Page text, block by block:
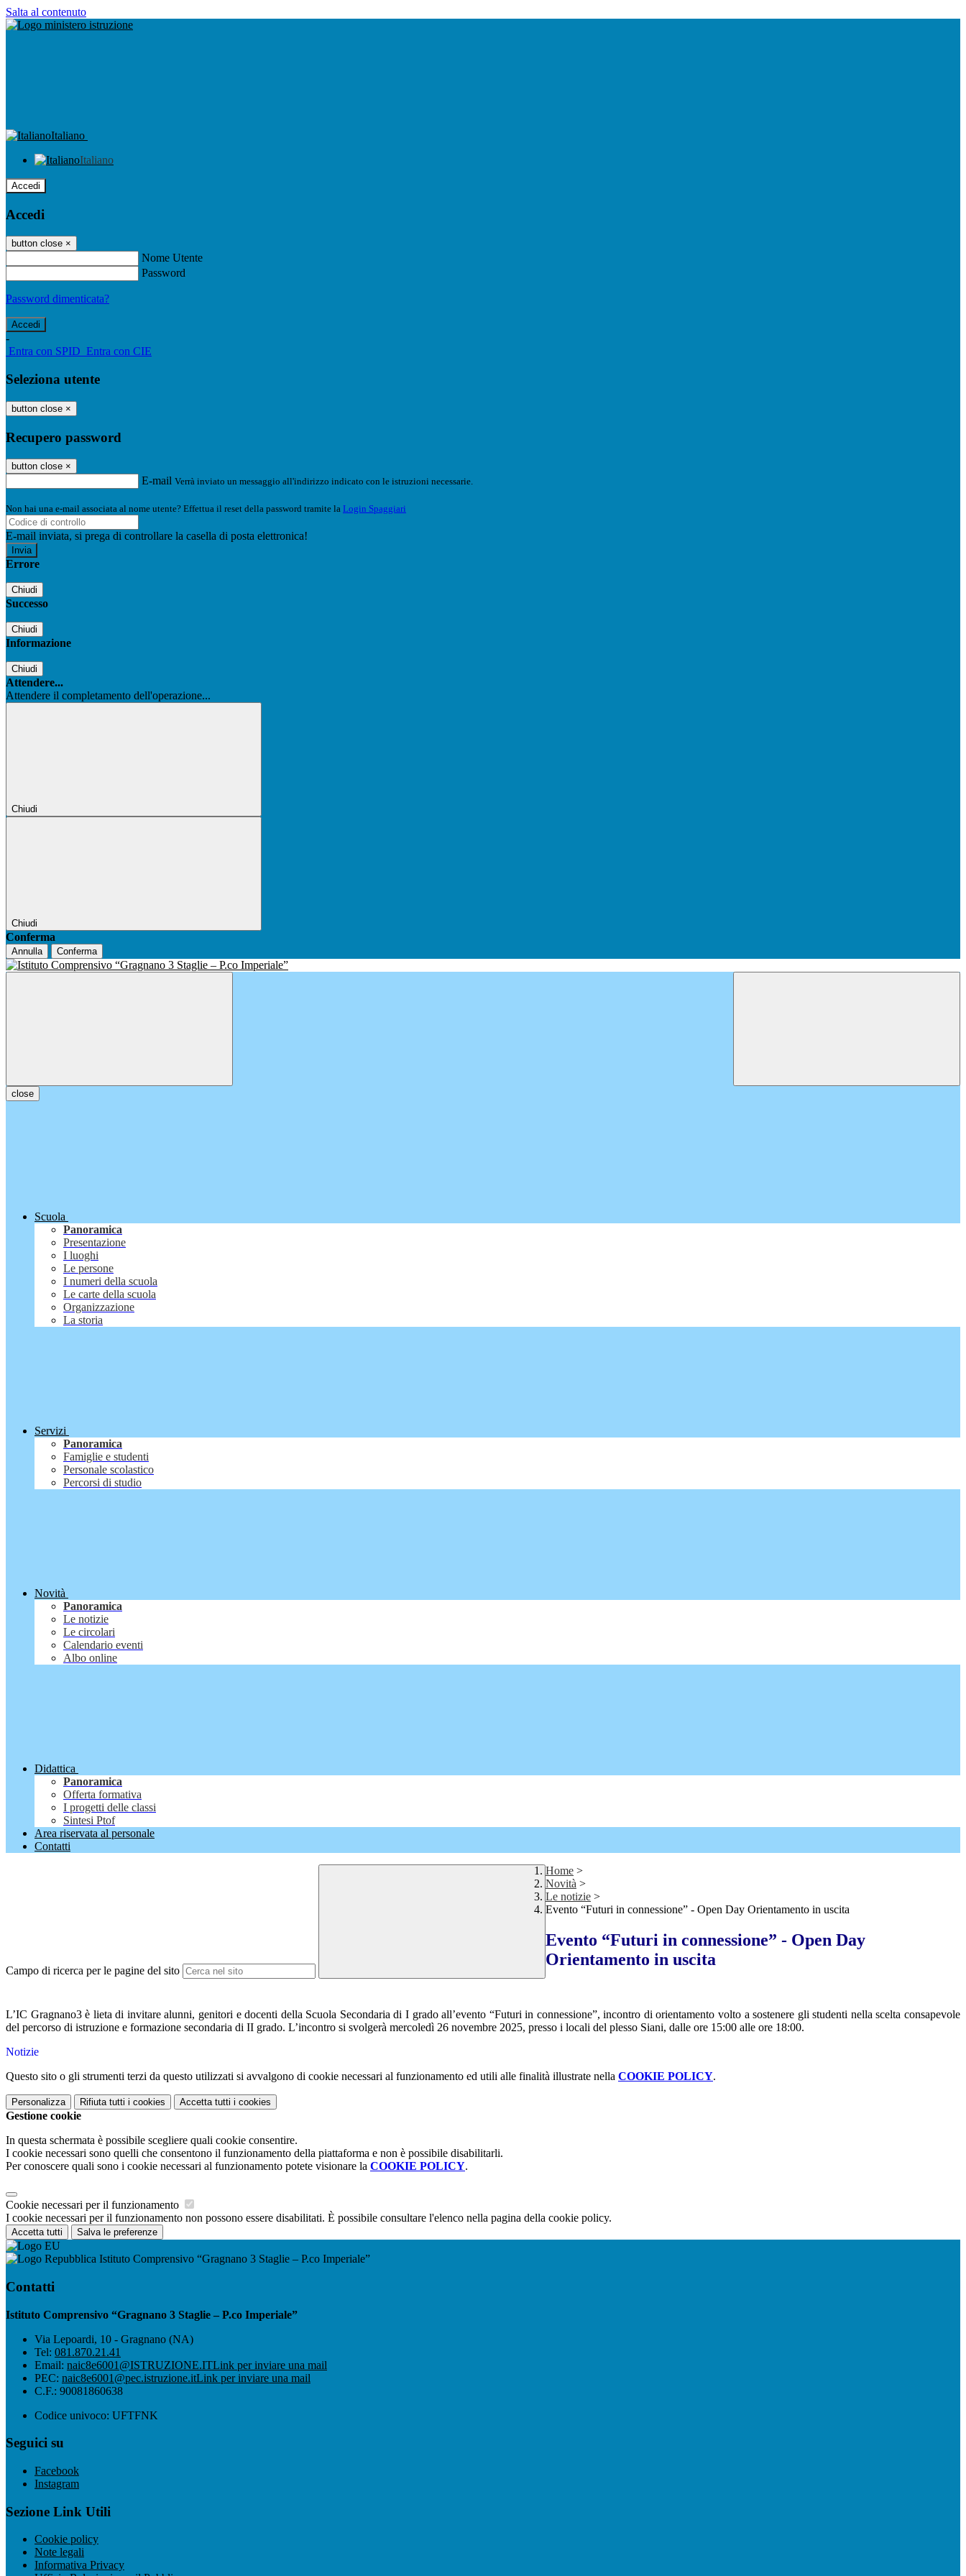
Salta al contenuto
Italiano
Italiano
Accedi
Accedi
button close ×
Nome Utente
Password
Password dimenticata?
-
Entra con SPID Entra con CIE
Seleziona utente
button close ×
Recupero password
button close ×
E-mail Verrà inviato un messaggio all'indirizzo indicato con le istruzioni necessarie.
Non hai una e-mail associata al nome utente? Effettua il reset della password tramite la Login Spaggiari
E-mail inviata, si prega di controllare la casella di posta elettronica!
Errore
Chiudi
Successo
Chiudi
Informazione
Chiudi
Attendere...
Attendere il completamento dell'operazione...
Chiudi
Chiudi
Conferma
Annulla Conferma
close
Scuola
Panoramica
Presentazione
I luoghi
Le persone
I numeri della scuola
Le carte della scuola
Organizzazione
La storia
Servizi
Panoramica
Famiglie e studenti
Personale scolastico
Percorsi di studio
Novità
Panoramica
Le notizie
Le circolari
Calendario eventi
Albo online
Didattica
Panoramica
Offerta formativa
I progetti delle classi
Sintesi Ptof
Area riservata al personale
Contatti
Campo di ricerca per le pagine del sito
Home >
Novità >
Le notizie >
Evento “Futuri in connessione” - Open Day Orientamento in uscita
Evento “Futuri in connessione” - Open Day
Orientamento in uscita
L’IC Gragnano3 è lieta di invitare alunni, genitori e docenti della Scuola Secondaria di I grado all’evento “Futuri in connessione”, incontro di orientamento volto a sostenere gli studenti nella scelta consapevole
del percorso di istruzione e formazione secondaria di II grado. L’incontro si svolgerà mercoledì 26 novembre 2025, presso i locali del plesso Siani, dalle ore 15:00 alle ore 18:00.
Notizie
Questo sito o gli strumenti terzi da questo utilizzati si avvalgono di cookie necessari al funzionamento ed utili alle finalità illustrate nella COOKIE POLICY.
Personalizza Rifiuta tutti i cookies Accetta tutti i cookies
Gestione cookie
In questa schermata è possibile scegliere quali cookie consentire.
I cookie necessari sono quelli che consentono il funzionamento della piattaforma e non è possibile disabilitarli.
Per conoscere quali sono i cookie necessari al funzionamento potete visionare la COOKIE POLICY.
Cookie necessari per il funzionamento
I cookie necessari per il funzionamento non possono essere disabilitati. È possibile consultare l'elenco nella pagina della cookie policy.
Accetta tutti Salva le preferenze
Istituto Comprensivo “Gragnano 3 Staglie – P.co Imperiale”
Contatti
Istituto Comprensivo “Gragnano 3 Staglie – P.co Imperiale”
Via Lepoardi, 10 - Gragnano (NA)
Tel: 081.870.21.41
Email: naic8e6001@ISTRUZIONE.ITLink per inviare una mail
PEC: naic8e6001@pec.istruzione.itLink per inviare una mail
C.F.: 90081860638
Codice univoco: UFTFNK
Seguici su
Facebook
Instagram
Sezione Link Utili
Cookie policy
Note legali
Informativa Privacy